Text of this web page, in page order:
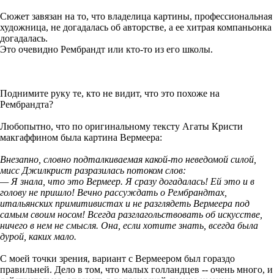
Сюжет завязан на то, что владелица картины, профессиональная
художница, не догадалась об авторстве, а ее хитрая компаньонка
догадалась.
Это очевидно Рембрандт или кто-то из его школы.
Поднимите руку те, кто не видит, что это похоже на
Рембрандта?
Любопытно, что по оригинальному тексту Агаты Кристи
макгаффином была картина Вермеера:
Внезапно, словно подталкиваемая какой-то неведомой силой,
мисс Джилкрист разразилась потоком слов:
— Я знала, что это Вермеер. Я сразу догадалась! Ей это и в
голову не пришло! Вечно рассуждать о Рембрандтах,
итальянских примитивистах и не разглядеть Вермеера под
самым своим носом! Всегда разглагольствовать об искусстве,
ничего в нем не смысля. Она, если хотите знать, всегда была
дурой, каких мало.
С моей точки зрения, вариант с Вермеером был гораздо
правильней. Дело в том, что малых голландцев -- очень много, и